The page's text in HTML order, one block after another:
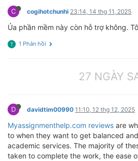
C cogihotchunhi 23:14, 14 thg 11, 2025
Ủa phần mềm này còn hỗ trợ không.
T 1 Phản hồi
27 NGÀY
D davidtim00990 11:10, 12 thg 12, 2025
Myassignmenthelp.com reviews are
to when they want to get balanced
academic services. The majority of
taken to complete the work, the ease